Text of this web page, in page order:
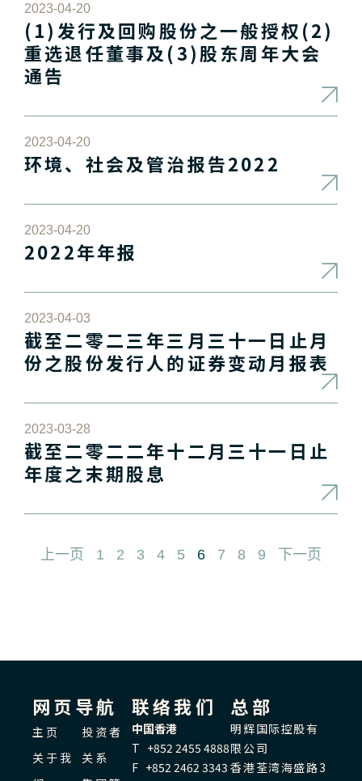
2023-04-20
(1)发行及回购股份之一般授权(2)
重选退任董事及(3)股东周年大会
通告
2023-04-20
环境、社会及管治报告2022
2023-04-20
2022年年报
2023-04-03
截至二零二三年三月三十一日止月
份之股份发行人的证券变动月报表
2023-03-28
截至二零二二年十二月三十一日止
年度之末期股息
上一页 1 2 3 4 5 6 7 8 9 下一页
网页导航
主页
关于我
投资者
关系
联络我们
中国香港
T +852 2455 4888
F +852 2462 3343
总部
明辉国际控股有
限公司
香港荃湾海盛路3